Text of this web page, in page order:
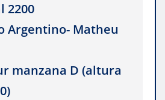
2200
Argentino- Matheu
manzana D (altura